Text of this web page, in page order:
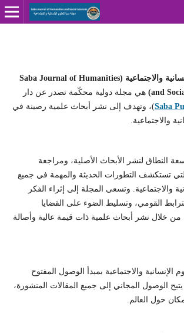
مجلة سبأ للعلوم الإنسانية والاجتماعية (Saba Journal of Humanities
and هي مجلة دولية محكّمة تصدر عن دار
Saba)، وتهدف إلى نشر أبحاث علمية رصينة في
والاجتماعية.
النطاق لنشر الأبحاث الأصلية، ومراجعة
التي تستكشف التطورات الحديثة والمهمة في جميع
والاجتماعية. وتسعى المجلة إلى إثراء الفكر
القومي، وتسليط الضوء على القضايا
من خلال نشر أبحاث علمية ذات قيمة عالية وأصالة
الإنسانية والاجتماعية بمبدأ الوصول المفتوح
الوصول المجاني إلى جميع المقالات المنشورة،
حول العالم.